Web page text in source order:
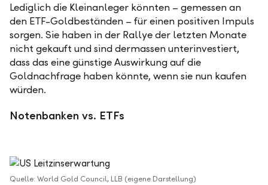
Lediglich die Kleinanleger könnten – gemessen an
den ETF-Goldbeständen – für einen positiven Impuls
sorgen. Sie haben in der Rallye der letzten Monate
nicht gekauft und sind dermassen unterinvestiert,
dass das eine günstige Auswirkung auf die
Goldnachfrage haben könnte, wenn sie nun kaufen
würden.
Notenbanken vs. ETFs
Quelle: World Gold Council, LLB (eigene Darstellung)